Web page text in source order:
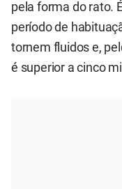
pela forma do rato.
período de
tornem fluidos e,
é superior a cinco